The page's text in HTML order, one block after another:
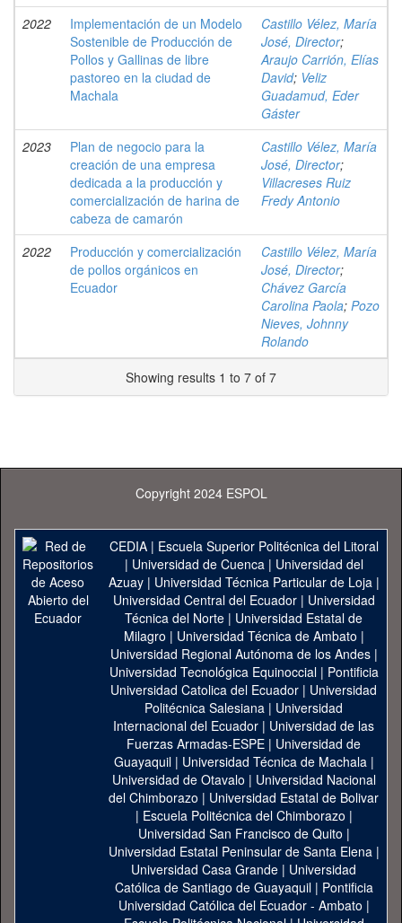
2022
Implementación de un Modelo
Sostenible de Producción de
Pollos y Gallinas de libre
pastoreo en la ciudad de
Machala
Castillo Vélez, María
José, Director;
Araujo Carrión, Elías
David; Veliz
Guadamud, Eder
Gáster
2023
Plan de negocio para la
creación de una empresa
dedicada a la producción y
comercialización de harina de
cabeza de camarón
Castillo Vélez, María
José, Director;
Villacreses Ruiz
Fredy Antonio
2022
Producción y comercialización
de pollos orgánicos en
Ecuador
Castillo Vélez, María
José, Director;
Chávez García
Carolina Paola; Pozo
Nieves, Johnny
Rolando
Showing results 1 to 7 of 7
Copyright 2024 ESPOL
CEDIA| Escuela Superior Politécnica del Litoral
| Universidad de Cuenca| Universidad del
Azuay| Universidad Técnica Particular de Loja|
Universidad Central del Ecuador| Universidad
Técnica del Norte | Universidad Estatal de
Milagro | Universidad Técnica de Ambato |
Universidad Regional Autónoma de los Andes|
Universidad Tecnológica Equinoccial| Pontificia
Universidad Catolica del Ecuador | Universidad
Politécnica Salesiana | Universidad
Internacional del Ecuador | Universidad de las
Fuerzas Armadas-ESPE | Universidad de
Guayaquil| Universidad Técnica de Machala|
Universidad de Otavalo | Universidad Nacional
del Chimborazo | Universidad Estatal de Bolivar
| Escuela Politécnica del Chimborazo |
Universidad San Francisco de Quito |
Universidad Estatal Peninsular de Santa Elena|
Universidad Casa Grande | Universidad
Católica de Santiago de Guayaquil| Pontificia
Universidad Católica del Ecuador - Ambato |